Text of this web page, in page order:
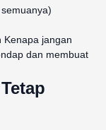
Kenapa jangan
dan membuat